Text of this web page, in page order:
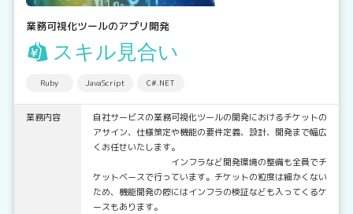
業務可視化ツールのアプリ開発
スキル見合い
Ruby JavaScript C#.NET
業務内容
自社サービスの業務可視化ツールの開発におけるチケットの
アサイン、仕様策定や機能の要件定義、設計、開発まで幅広
くお任せいたします。
インフラなど開発環境の整備も全員でチ
ケットベースで行っています。チケットの粒度は細かくない
ため、機能開発の際にはインフラの検証なども入ってくるケ
ースもあります。